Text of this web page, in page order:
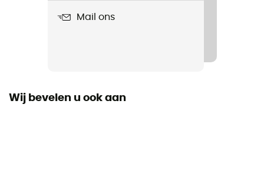
Mail ons
Wij bevelen u ook aan